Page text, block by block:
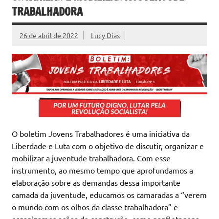
TRABALHADORA
26 de abril de 2022 Lucy Dias
O boletim Jovens Trabalhadores é uma iniciativa da
Liberdade e Luta com o objetivo de discutir, organizar e
mobilizar a juventude trabalhadora. Com esse
instrumento, ao mesmo tempo que aprofundamos a
elaboração sobre as demandas dessa importante
camada da juventude, educamos os camaradas a “verem
o mundo com os olhos da classe trabalhadora” e